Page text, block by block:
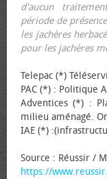
d'aucun
période de
les jachères
pour les jachères
Telepac (*)
PAC (*) : Politique
Adventices (*) :
milieu aménagé.
IAE (*)
Source : Réussir /
https://